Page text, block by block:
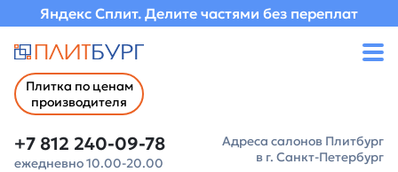
Яндекс Сплит. Делите частями без переплат
Плитка по ценам
производителя
+7 812 240-09-78
ежедневно 10.00-20.00
Адреса салонов Плитбург
в г. Санкт-Петербург